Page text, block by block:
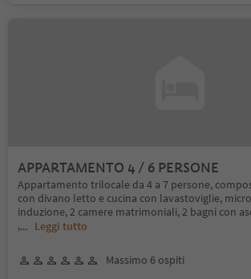
APPARTAMENTO 4 / 6 PERSONE
Appartamento trilocale da 4 a 7 persone,
con divano letto e cucina con lavastoviglie,
induzione, 2 camere matrimoniali, 2 bagni con
,... Leggi tutto
Massimo 6 ospiti